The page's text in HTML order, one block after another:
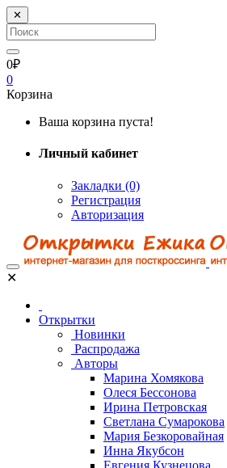
✕
0₽
0
Корзина
Ваша корзина пуста!
Личный кабинет
Закладки (0)
Регистрация
Авторизация
✕
Открытки
Новинки
Распродажа
Авторы
Марина Хомякова
Олеся Бессонова
Ирина Петровская
Светлана Сумарокова
Мария Безкоровайная
Инна Якубсон
Евгения Кузнецова